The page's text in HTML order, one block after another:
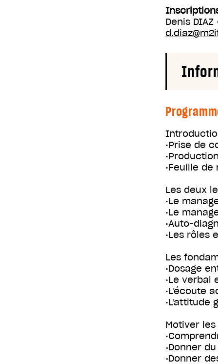
Denis
•Prise de
•Feuille
Les deux
•Le
•Le
•Auto-
•Les rôles
Les
•Dosage
•Le verbal
•L'écoute
•L'attitude
Motiver
◦Donner
◦Donner